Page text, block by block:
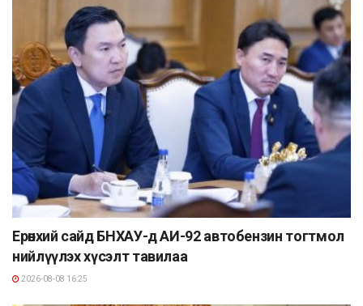
Ерөнхий сайд БНХАУ-д АИ-92 автобензин тогтмол
нийлүүлэх хүсэлт тавилаа
2026-08-08 16:25